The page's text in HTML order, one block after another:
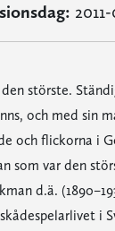
störste.
och med sin
och flickorna i
som var den
d.ä.
i